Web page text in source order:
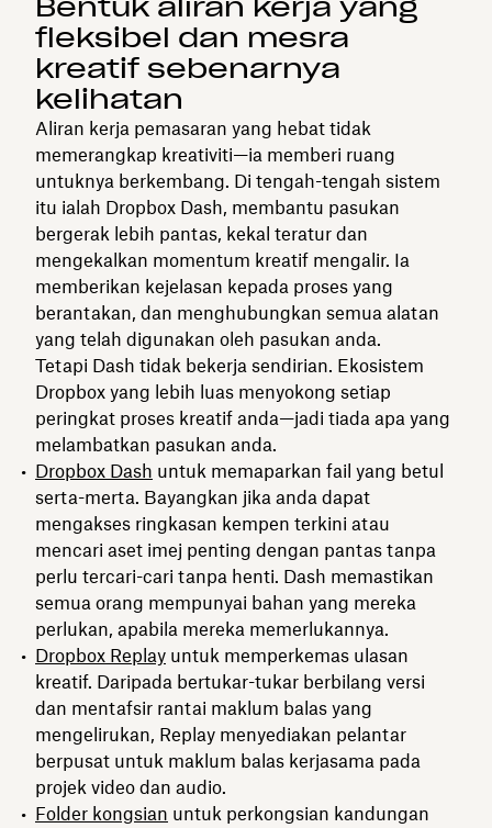
Bentuk aliran kerja yang
fleksibel dan mesra
kreatif sebenarnya
kelihatan
Aliran kerja pemasaran yang hebat tidak
memerangkap kreativiti—ia memberi ruang
untuknya berkembang. Di tengah-tengah sistem
itu ialah Dropbox Dash, membantu pasukan
bergerak lebih pantas, kekal teratur dan
mengekalkan momentum kreatif mengalir. Ia
memberikan kejelasan kepada proses yang
berantakan, dan menghubungkan semua alatan
yang telah digunakan oleh pasukan anda.
Tetapi Dash tidak bekerja sendirian. Ekosistem
Dropbox yang lebih luas menyokong setiap
peringkat proses kreatif anda—jadi tiada apa yang
melambatkan pasukan anda.
Dropbox Dash untuk memaparkan fail yang betul
serta-merta. Bayangkan jika anda dapat
mengakses ringkasan kempen terkini atau
mencari aset imej penting dengan pantas tanpa
perlu tercari-cari tanpa henti. Dash memastikan
semua orang mempunyai bahan yang mereka
perlukan, apabila mereka memerlukannya.
Dropbox Replay untuk memperkemas ulasan
kreatif. Daripada bertukar-tukar berbilang versi
dan mentafsir rantai maklum balas yang
mengelirukan, Replay menyediakan pelantar
berpusat untuk maklum balas kerjasama pada
projek video dan audio.
Folder kongsian untuk perkongsian kandungan